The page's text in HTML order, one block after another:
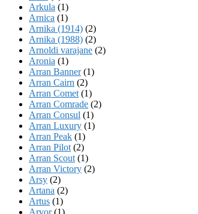
Arkula (1)
Arnica (1)
Arnika (1914) (2)
Arnika (1988) (2)
Arnoldi varajane (2)
Aronia (1)
Arran Banner(1)
Arran Cairn (2)
Arran Comet (1)
Arran Comrade (2)
Arran Consul (1)
Arran Luxury (1)
Arran Peak (1)
Arran Pilot (2)
Arran Scout (1)
Arran Victory (2)
Arsy (2)
Artana (2)
Artus (1)
Arvor(1)